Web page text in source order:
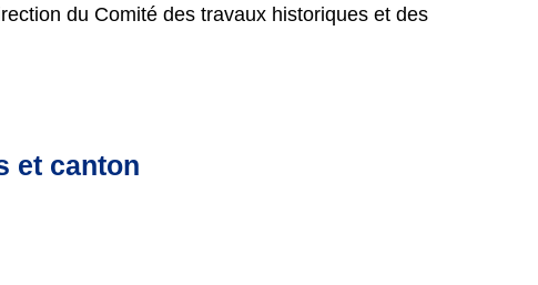
du Comité des travaux historiques et des
et canton